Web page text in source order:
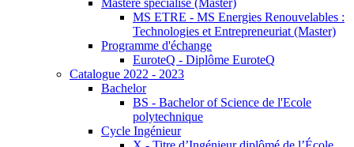
Mastère spécialisé (Master)
MS ETRE - MS Energies Renouvelables :
Technologies et Entrepreneuriat (Master)
Programme d'échange
EuroteQ - Diplôme EuroteQ
Catalogue 2022 - 2023
Bachelor
BS - Bachelor of Science de l'Ecole
polytechnique
Cycle Ingénieur